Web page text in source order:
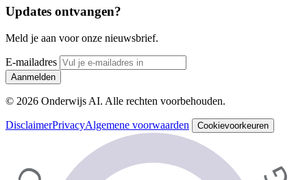
Updates ontvangen?
Meld je aan voor onze nieuwsbrief.
E-mailadres
Aanmelden
© 2026 Onderwijs AI. Alle rechten voorbehouden.
DisclaimerPrivacyAlgemene voorwaarden Cookievoorkeuren